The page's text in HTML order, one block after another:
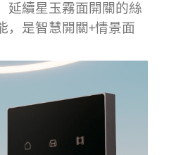
延續星玉霧面開關的絲
，是智慧開關+情景面